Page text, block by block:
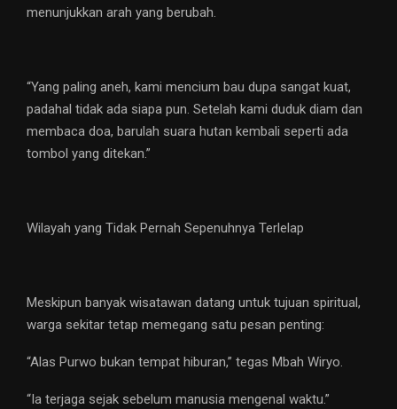
menunjukkan arah yang berubah.
“Yang paling aneh, kami mencium bau dupa sangat kuat,
padahal tidak ada siapa pun. Setelah kami duduk diam dan
membaca doa, barulah suara hutan kembali seperti ada
tombol yang ditekan.”
Wilayah yang Tidak Pernah Sepenuhnya Terlelap
Meskipun banyak wisatawan datang untuk tujuan spiritual,
warga sekitar tetap memegang satu pesan penting:
“Alas Purwo bukan tempat hiburan,” tegas Mbah Wiryo.
“Ia terjaga sejak sebelum manusia mengenal waktu.”